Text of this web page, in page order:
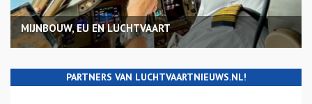
MIJNBOUW, EU EN LUCHTVAART
PARTNERS VAN LUCHTVAARTNIEUWS.NL!